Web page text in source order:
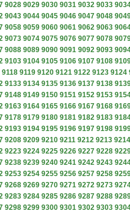
9028 9029 9030 9031 9032 9033
9043 9044 9045 9046 9047 9048
9058 9059 9060 9061 9062 9063
9073 9074 9075 9076 9077 9078
9088 9089 9090 9091 9092 9093
9103 9104 9105 9106 9107 9108
9118 9119 9120 9121 9122 9123 9124
9133 9134 9135 9136 9137 9138
9148 9149 9150 9151 9152 9153
9163 9164 9165 9166 9167 9168
9178 9179 9180 9181 9182 9183
9193 9194 9195 9196 9197 9198
9208 9209 9210 9211 9212 9213 9214
9223 9224 9225 9226 9227 9228
9238 9239 9240 9241 9242 9243
9253 9254 9255 9256 9257 9258
9268 9269 9270 9271 9272 9273
9283 9284 9285 9286 9287 9288
9298 9299 9300 9301 9302 9303